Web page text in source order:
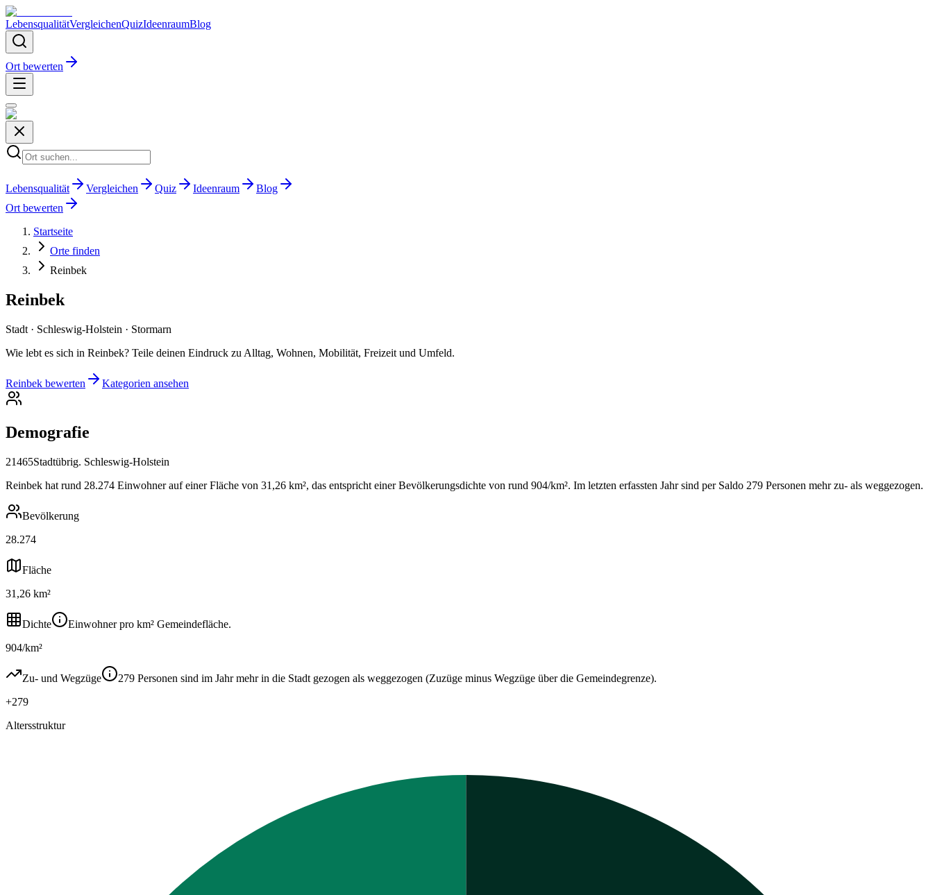
LebensqualitätVergleichenQuizIdeenraumBlog
Ort bewerten
Lebensqualität Vergleichen Quiz Ideenraum
Blog
Ort bewerten
Startseite
Orte finden
Reinbek
Reinbek
Stadt · Schleswig-Holstein · Stormarn
Wie lebt es sich in Reinbek? Teile deinen Eindruck zu Alltag, Wohnen, Mobilität, Freizeit und Umfeld.
Reinbek bewerten Kategorien ansehen
Demografie
21465Stadtübrig. Schleswig-Holstein
Reinbek hat rund 28.274 Einwohner auf einer Fläche von 31,26 km², das entspricht einer Bevölkerungsdichte von rund 904/km². Im letzten erfassten Jahr sind per Saldo 279 Personen mehr zu- als weggezogen.
Bevölkerung
28.274
Fläche
31,26 km²
Dichte
Einwohner pro km² Gemeindefläche.
904/km²
Zu- und Wegzüge
279 Personen sind im Jahr mehr in die Stadt gezogen als weggezogen (Zuzüge minus Wegzüge über die Gemeindegrenze).
+279
Altersstruktur